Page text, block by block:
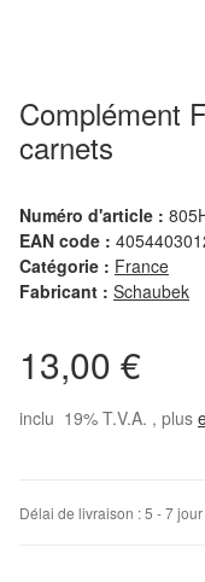
Complément
carnets
Numéro d'article :
EAN code :
Catégorie : France
Fabricant : Schaubek
13,00 €
inclu 19% T.V.A. , plus
Délai de livraison :5 - 7